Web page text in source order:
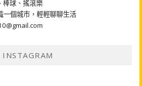
棒球、搖滾樂
一個城市，輕輕聊聊生活
INSTAGRAM